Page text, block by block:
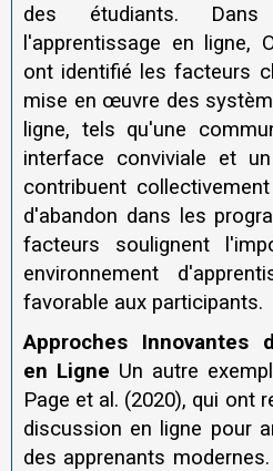
des étudiants.
l'apprentissage en ligne,
ont identifié les facteurs
mise en œuvre des
ligne, tels qu'une
interface conviviale et
contribuent
d'abandon dans les
facteurs soulignent
environnement
favorable aux participants.
Approches Innovantes
en Ligne Un autre
Page et al. (2020), qui ont
discussion en ligne pour
des apprenants